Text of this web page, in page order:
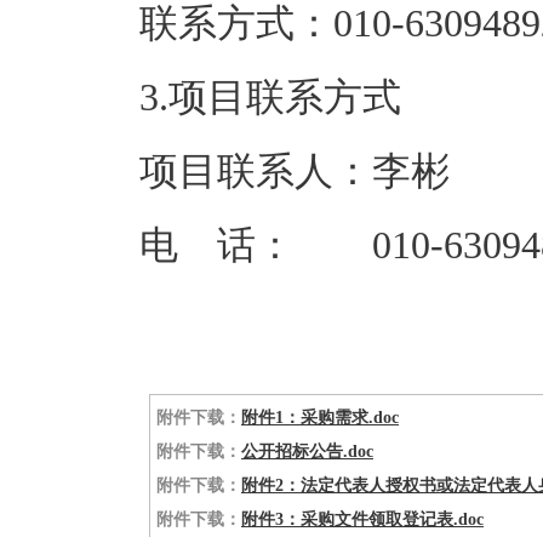
联系方式
3.项目联系方式
项目联系人：李彬
电 话： 010-
附件下载： 附件1：采购需求.doc
附件下载： 公开招标公告.doc
附件下载： 附件2：法定代表人授权书或法定代表人
附件下载： 附件3：采购文件领取登记表.doc